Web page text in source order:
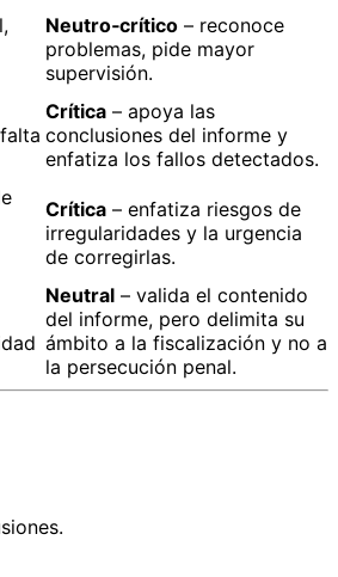
Neutro‑crítico – reconoce
problemas, pide mayor
supervisión.
Crítica – apoya las
conclusiones del informe y
enfatiza los fallos detectados.
Crítica – enfatiza riesgos de
irregularidades y la urgencia
de corregirlas.
Neutral – valida el contenido
del informe, pero delimita su
ámbito a la fiscalización y no a
la persecución penal.